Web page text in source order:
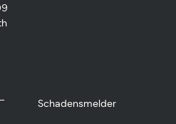
Schadensmelder